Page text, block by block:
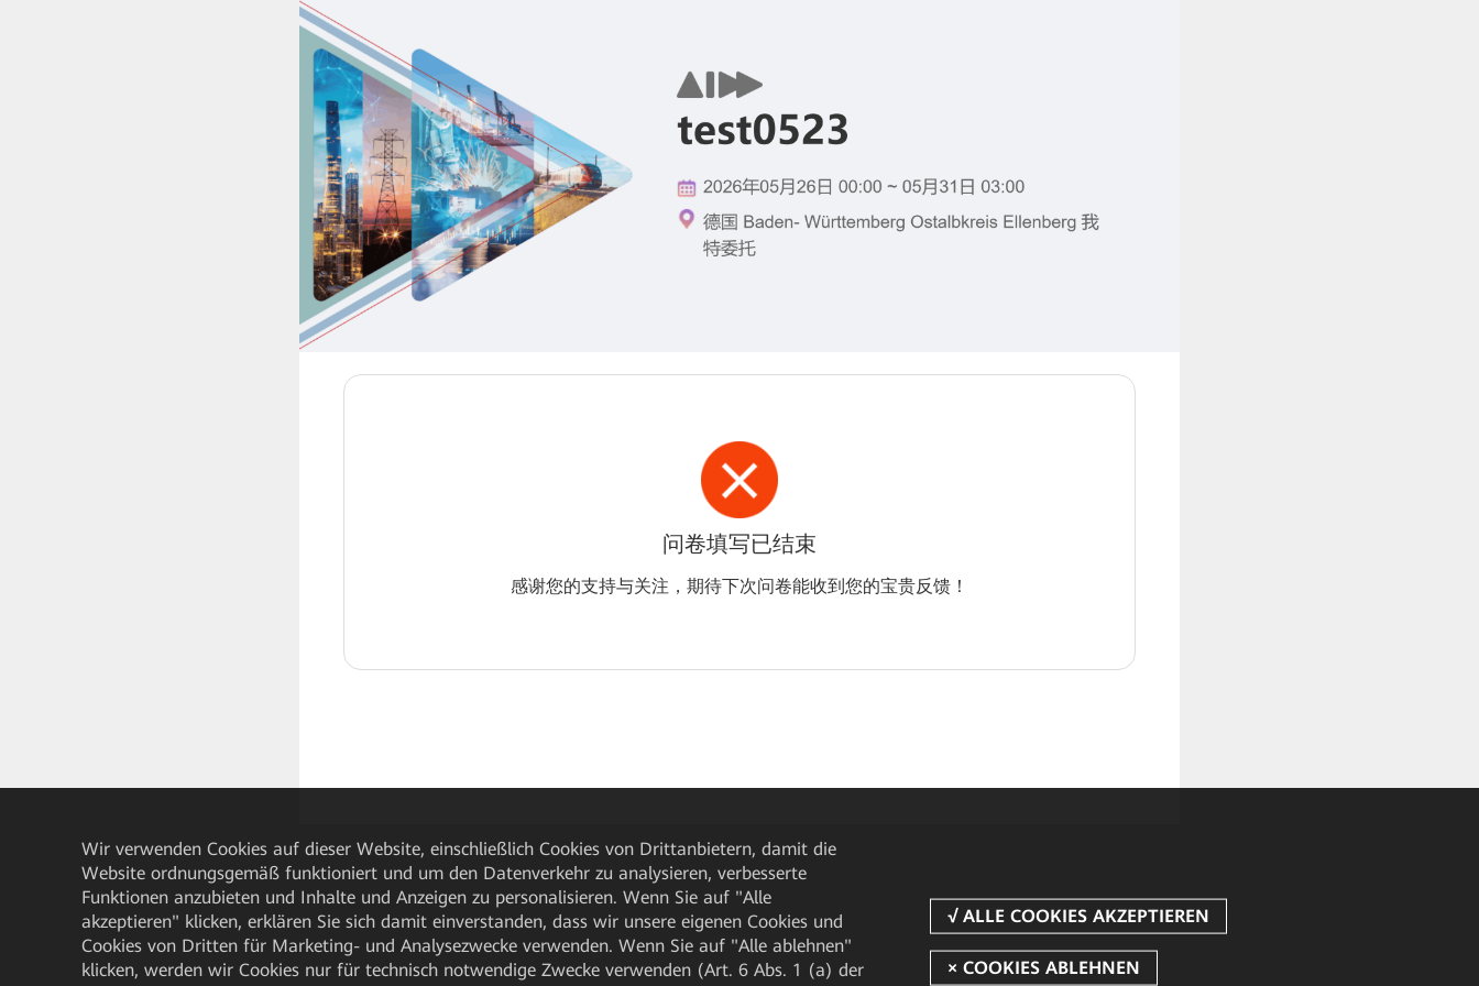
问卷填写已结束
感谢您的支持与关注，期待下次问卷能收到您的宝贵反馈！
Wir verwenden Cookies auf dieser Website, einschließlich Cookies von Drittanbietern, damit die
Website ordnungsgemäß funktioniert und um den Datenverkehr zu analysieren, verbesserte
Funktionen anzubieten und Inhalte und Anzeigen zu personalisieren. Wenn Sie auf "Alle
akzeptieren" klicken, erklären Sie sich damit einverstanden, dass wir unsere eigenen Cookies und
Cookies von Dritten für Marketing- und Analysezwecke verwenden. Wenn Sie auf "Alle ablehnen"
klicken, werden wir Cookies nur für technisch notwendige Zwecke verwenden (Art. 6 Abs. 1 (a) der